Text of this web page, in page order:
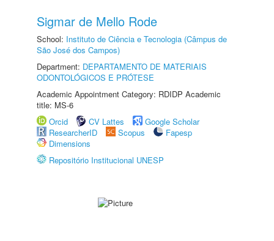
Sigmar de Mello Rode
School: Instituto de Ciência e Tecnologia (Câmpus de
São José dos Campos)
Department: DEPARTAMENTO DE MATERIAIS
ODONTOLÓGICOS E PRÓTESE
Academic Appointment Category: RDIDP Academic
title: MS-6
Orcid
CV Lattes
Google Scholar
ResearcherID
Scopus
Fapesp
Dimensions
Repositório Institucional UNESP